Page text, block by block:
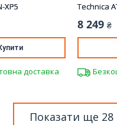
XP5
доставка
Technica
8 249 ₴
Показати ще 28